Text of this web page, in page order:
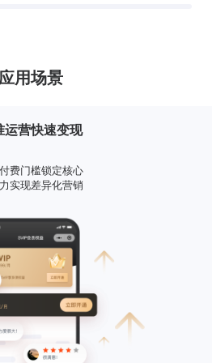
应用场景
运营快速变现
费门槛锁定核心
实现差异化营销